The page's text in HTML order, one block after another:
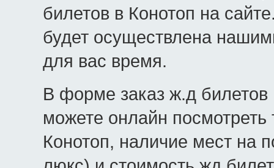
билетов в Конотоп на
будет осуществлена
для вас время.
В форме заказ ж.д билетов
можете онлайн посмотреть
Конотоп, наличие мест на